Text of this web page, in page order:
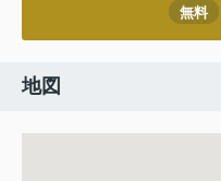
無料
地図